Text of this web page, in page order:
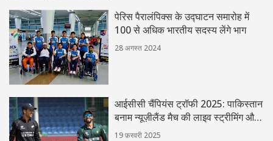
पेरिस पैरालंपिक्स के उद्घाटन समारोह में
100 से अधिक भारतीय सदस्य लेंगे भाग
28 अगस्त 2024
आईसीसी चैंपियंस ट्रॉफी 2025: पाकिस्तान
बनाम न्यूज़ीलैंड मैच की लाइव स्ट्रीमिंग और
प्रसारण की जानकारी
19 फ़रवरी 2025